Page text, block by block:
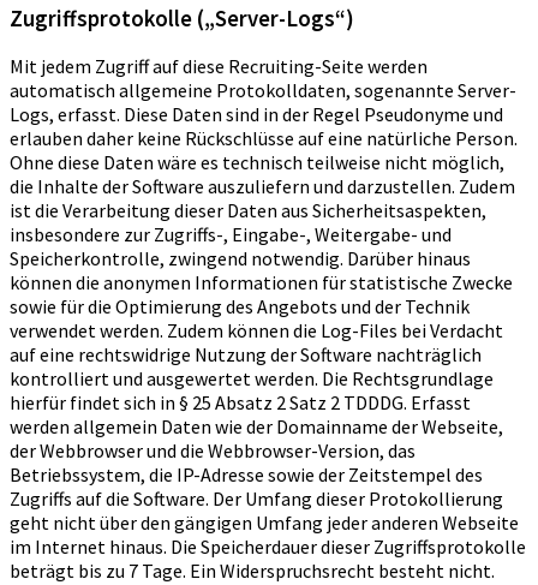
Zugriffsprotokolle („Server-Logs“)
Mit jedem Zugriff auf diese Recruiting-Seite werden
automatisch allgemeine Protokolldaten, sogenannte Server-
Logs, erfasst. Diese Daten sind in der Regel Pseudonyme und
erlauben daher keine Rückschlüsse auf eine natürliche Person.
Ohne diese Daten wäre es technisch teilweise nicht möglich,
die Inhalte der Software auszuliefern und darzustellen. Zudem
ist die Verarbeitung dieser Daten aus Sicherheitsaspekten,
insbesondere zur Zugriffs-, Eingabe-, Weitergabe- und
Speicherkontrolle, zwingend notwendig. Darüber hinaus
können die anonymen Informationen für statistische Zwecke
sowie für die Optimierung des Angebots und der Technik
verwendet werden. Zudem können die Log-Files bei Verdacht
auf eine rechtswidrige Nutzung der Software nachträglich
kontrolliert und ausgewertet werden. Die Rechtsgrundlage
hierfür findet sich in § 25 Absatz 2 Satz 2 TDDDG. Erfasst
werden allgemein Daten wie der Domainname der Webseite,
der Webbrowser und die Webbrowser-Version, das
Betriebssystem, die IP-Adresse sowie der Zeitstempel des
Zugriffs auf die Software. Der Umfang dieser Protokollierung
geht nicht über den gängigen Umfang jeder anderen Webseite
im Internet hinaus. Die Speicherdauer dieser Zugriffsprotokolle
beträgt bis zu 7 Tage. Ein Widerspruchsrecht besteht nicht.